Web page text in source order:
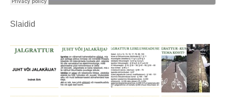
Slaidid